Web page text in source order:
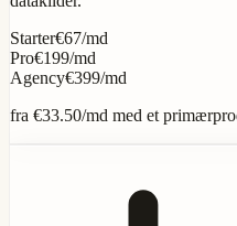
Starter€67/md
Pro€199/md
Agency€399/md
fra €33.50/md med et